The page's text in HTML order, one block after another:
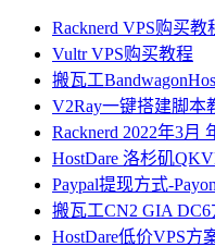
Racknerd VPS购买教
Vultr VPS购买教程
搬瓦工
V2Ray一键搭建脚本
Racknerd 2022年3月
HostDare 洛杉矶
Paypal提现方式-
搬瓦工CN2 GIA DC6
HostDare低价VPS方